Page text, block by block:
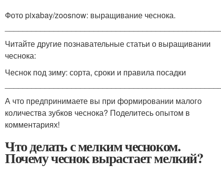
Фото pixabay/zoosnow: выращивание чеснока.
Читайте другие познавательные статьи о выращивании
чеснока:
Чеснок под зиму: сорта, сроки и правила посадки
А что предпринимаете вы при формировании малого
количества зубков чеснока? Поделитесь опытом в
комментариях!
Что делать с мелким чесноком.
Почему чеснок вырастает мелкий?